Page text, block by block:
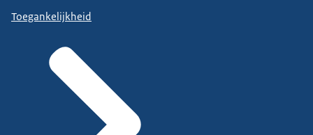
Toegankelijkheid